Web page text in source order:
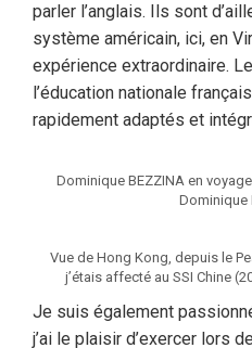
parler l’anglais. Ils sont
système américain, ici, en
expérience extraordinaire.
l’éducation nationale
rapidement adaptés et
Dominique BEZZINA en
Dominique
Vue de Hong Kong, depuis le
j’étais affecté au SSI Chine
Je suis également
j’ai le plaisir d’exercer lors